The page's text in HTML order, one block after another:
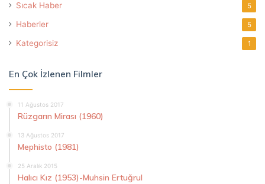
Sıcak Haber 5
Haberler 5
Kategorisiz 1
En Çok İzlenen Filmler
11 Ağustos 2017
Rüzgarın Mirası (1960)
13 Ağustos 2017
Mephisto (1981)
25 Aralık 2015
Halıcı Kız (1953)-Muhsin Ertuğrul